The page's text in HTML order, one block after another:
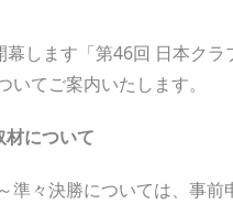
します「第46回 日本クラ
いてご案内いたします。
について
準々決勝については、事